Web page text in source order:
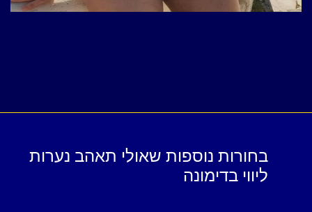
בחורות נוספות שאולי תאהב נערות
ליווי בדימונה